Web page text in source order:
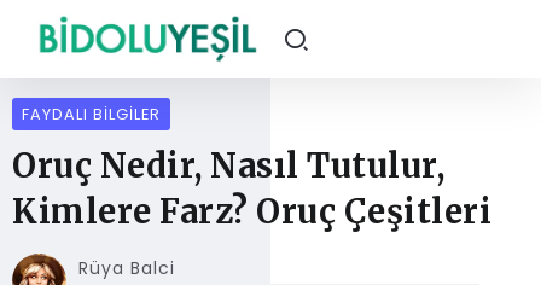
FAYDALI BILGILER
Oruç Nedir, Nasıl Tutulur,
Kimlere Farz? Oruç Çeşitleri
Rüya Balci